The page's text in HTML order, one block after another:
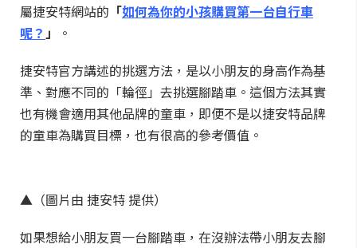
屬捷安特網站的 「如何為你的小孩購買第一台自行車
呢？」
。
捷安特官方講述的挑選方法，是以小朋友的身高作為基
準、對應不同的「輪徑」去挑選腳踏車。這個方法其實
也有機會適用其他品牌的童車，即便不是以捷安特品牌
的童車為購買目標，也有很高的參考價值。
▲（圖片由 捷安特 提供）
如果想給小朋友買一台腳踏車，在沒辦法帶小朋友去腳